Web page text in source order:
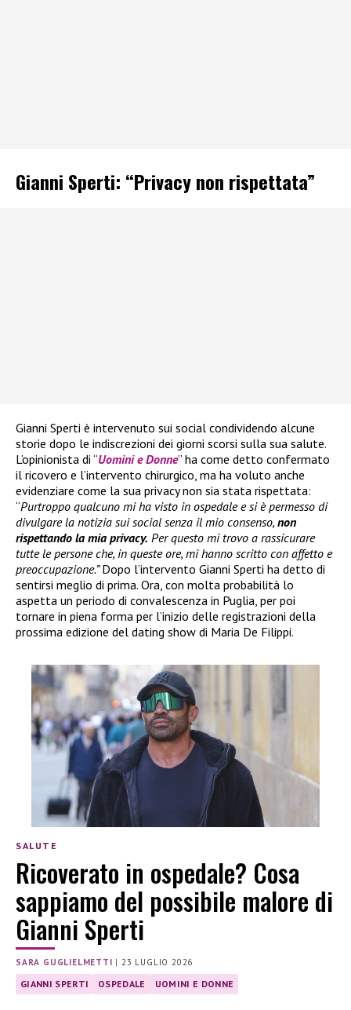
Gianni Sperti: “Privacy non rispettata”
Gianni Sperti è intervenuto sui social condividendo alcune
storie dopo le indiscrezioni dei giorni scorsi sulla sua salute.
L’opinionista di “Uomini e Donne” ha come detto confermato
il ricovero e l’intervento chirurgico, ma ha voluto anche
evidenziare come la sua privacy non sia stata rispettata:
“Purtroppo qualcuno mi ha visto in ospedale e si è permesso di
divulgare la notizia sui social senza il mio consenso, non
rispettando la mia privacy. Per questo mi trovo a rassicurare
tutte le persone che, in queste ore, mi hanno scritto con affetto e
preoccupazione.”Dopo l’intervento Gianni Sperti ha detto di
sentirsi meglio di prima. Ora, con molta probabilità lo
aspetta un periodo di convalescenza in Puglia, per poi
tornare in piena forma per l’inizio delle registrazioni della
prossima edizione del dating show di Maria De Filippi.
SALUTE
Ricoverato in ospedale? Cosa
sappiamo del possibile malore di
Gianni Sperti
SARA GUGLIELMETTI |23 LUGLIO 2026
GIANNI SPERTI OSPEDALE UOMINI E DONNE